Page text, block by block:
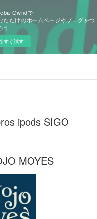
Owndで
ただけのホームページやブログをつ
う
すぐ試す
ipods SIGO
MOYES